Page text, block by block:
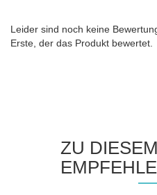
Leider sind noch keine
Erste, der das Produkt bewertet.
ZU